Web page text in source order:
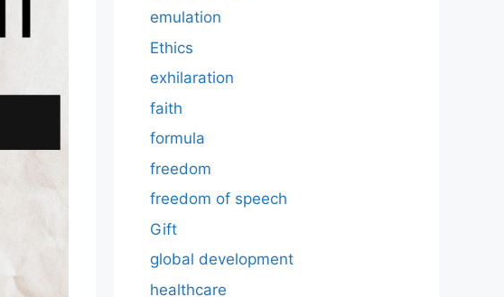
emulation
Ethics
exhilaration
faith
formula
freedom
freedom of speech
Gift
global development
healthcare